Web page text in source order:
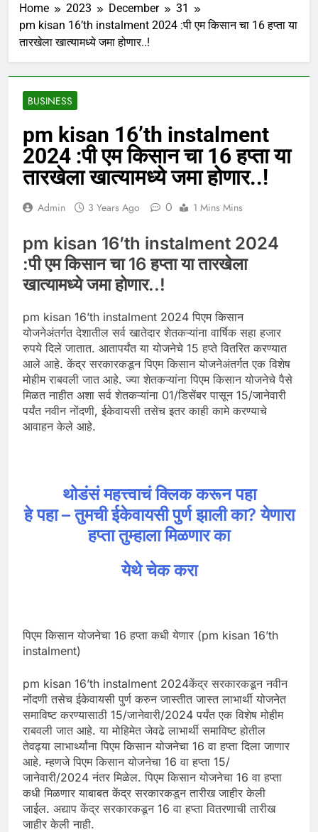
Home 2023 December
31
pm kisan 16’th instalment 2024 :पी एम किसान चा 16 हप्ता या
तारखेला खात्यामध्ये जमा होणार..!
BUSINESS
pm kisan 16’th instalment
2024 :पी एम किसान चा 16 हप्ता या
तारखेला खात्यामध्ये जमा होणार..!
Admin 3 Years Ago 0 1 Mins Mins
pm kisan 16’th instalment 2024
:पी एम किसान चा 16 हप्ता या तारखेला
खात्यामध्ये जमा होणार..!
pm kisan 16’th instalment 2024 पिएम किसान
योजनेअंतर्गत देशातील सर्व खातेदार शेतकऱ्यांना वार्षिक सहा हजार
रुपये दिले जातात. आतापर्यंत या योजनेचे 15 हप्ते वितरित करण्यात
आले आहे. केंद्र सरकारकडून पिएम किसान योजनेअंतर्गत एक विशेष
मोहीम राबवली जात आहे. ज्या शेतकऱ्यांना पिएम किसान योजनेचे पैसे
मिळत नाहीत अशा सर्व शेतकऱ्यांना 01/डिसेंबर पासून 15/जानेवारी
पर्यंत नवीन नोंदणी, ईकेवायसी तसेच इतर काही कामे करण्याचे
आवाहन केले आहे.
थोडंसं महत्त्वाचं क्लिक करून पहा
हे पहा – तुमची ईकेवायसी पुर्ण झाली का? येणारा
हप्ता तुम्हाला मिळणार का
येथे चेक करा
पिएम किसान योजनेचा 16 हप्ता कधी येणार (pm kisan 16’th
instalment)
pm kisan 16’th instalment 2024केंद्र सरकारकडून नवीन
नोंदणी तसेच ईकेवायसी पुर्ण करुन जास्तीत जास्त लाभार्थी योजनेत
समाविष्ट करण्यासाठी 15/जानेवारी/2024 पर्यंत एक विशेष मोहीम
राबवली जात आहे. या मोहिमेत जेवढे लाभार्थी समाविष्ट होतील
तेवढ्या लाभार्थ्यांना पिएम किसान योजनेचा 16 वा हप्ता दिला जाणार
आहे. म्हणजे पिएम किसान योजनेचा 16 वा हप्ता 15/
जानेवारी/2024 नंतर मिळेल. पिएम किसान योजनेचा 16 वा हप्ता
कधी मिळणार याबाबत केंद्र सरकारकडून तारीख जाहीर केली
जाईल. अद्याप केंद्र सरकारकडून 16 वा हप्ता वितरणाची तारीख
जाहीर केली नाही.